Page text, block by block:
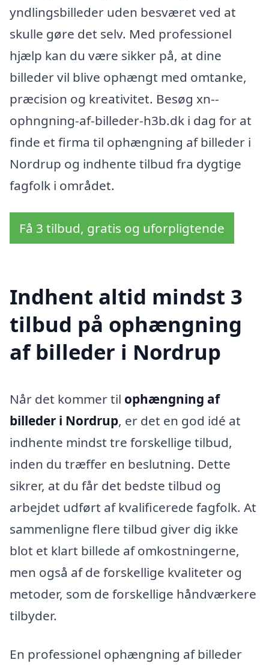
yndlingsbilleder uden besværet ved at
skulle gøre det selv. Med professionel
hjælp kan du være sikker på, at dine
billeder vil blive ophængt med omtanke,
præcision og kreativitet. Besøg xn--
ophngning-af-billeder-h3b.dk i dag for at
finde et firma til ophængning af billeder i
Nordrup og indhente tilbud fra dygtige
fagfolk i området.
Få 3 tilbud, gratis og uforpligtende
Indhent altid mindst 3
tilbud på ophængning
af billeder i Nordrup
Når det kommer til ophængning af
billeder i Nordrup, er det en god idé at
indhente mindst tre forskellige tilbud,
inden du træffer en beslutning. Dette
sikrer, at du får det bedste tilbud og
arbejdet udført af kvalificerede fagfolk. At
sammenligne flere tilbud giver dig ikke
blot et klart billede af omkostningerne,
men også af de forskellige kvaliteter og
metoder, som de forskellige håndværkere
tilbyder.
En professionel ophængning af billeder